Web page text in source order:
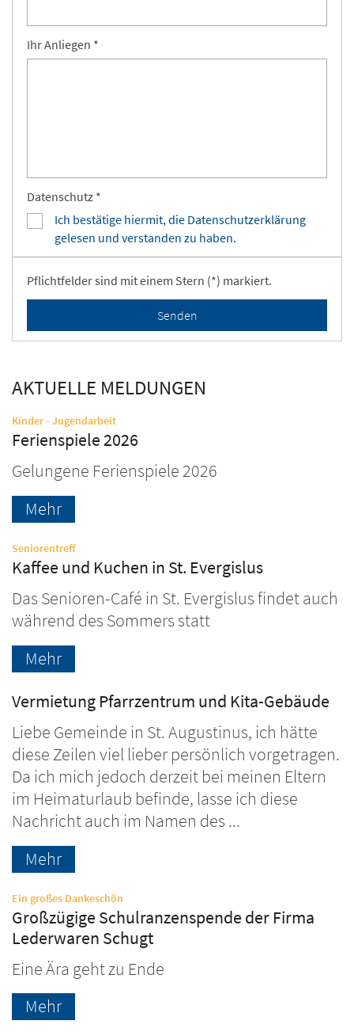
Ihr Anliegen *
Datenschutz *
Ich bestätige hiermit, die Datenschutzerklärung
gelesen und verstanden zu haben.
Pflichtfelder sind mit einem Stern (*) markiert.
AKTUELLE MELDUNGEN
Kinder - Jugendarbeit:
Ferienspiele 2026
Gelungene Ferienspiele 2026
Mehr
Seniorentreff:
Kaffee und Kuchen in St. Evergislus
Das Senioren-Café in St. Evergislus findet auch
während des Sommers statt
Mehr
Vermietung Pfarrzentrum und Kita-Gebäude
Liebe Gemeinde in St. Augustinus, ich hätte
diese Zeilen viel lieber persönlich vorgetragen.
Da ich mich jedoch derzeit bei meinen Eltern
im Heimaturlaub befinde, lasse ich diese
Nachricht auch im Namen des ...
Mehr
Ein großes Dankeschön
Großzügige Schulranzenspende der Firma
Lederwaren Schugt
Eine Ära geht zu Ende
Mehr